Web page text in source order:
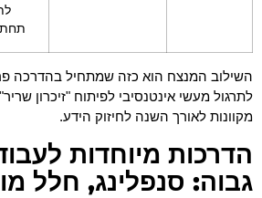
השילוב המנצח הוא כזה שמתחיל בהדרכה
לתרגול מעשי אינטנסיבי לפיתוח "זיכרון
מקוונות לאורך השנה לחיזוק הידע.
הדרכות מיוחדות
גבוה: סנפלינג, חלל